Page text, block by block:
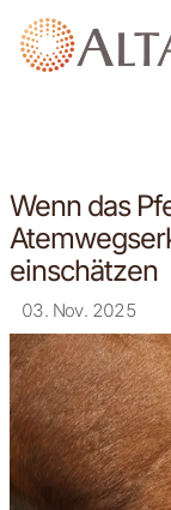
Wenn das
einschätzen
03. Nov. 2025